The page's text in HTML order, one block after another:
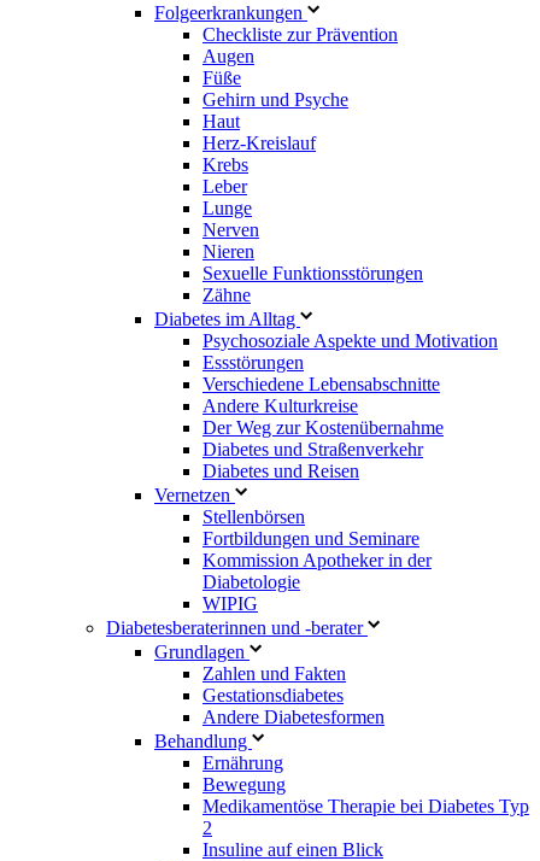
Fol­ge­er­kran­kun­gen
Checkliste zur Prävention
Augen
Füße
Gehirn und Psyche
Haut
Herz-Kreislauf
Krebs
Leber
Lunge
Nerven
Nieren
Sexuelle Funktionsstörungen
Zähne
Diabetes im Alltag
Psychosoziale Aspekte und Motivation
Essstörungen
Verschiedene Lebensabschnitte
Andere Kulturkreise
Der Weg zur Kostenübernahme
Diabetes und Straßenverkehr
Diabetes und Reisen
Vernetzen
Stellenbörsen
Fortbildungen und Seminare
Kommission Apotheker in der
Diabetologie
WIPIG
Diabetesberaterinnen und -berater
Grundlagen
Zahlen und Fakten
Gestationsdiabetes
Andere Diabetesformen
Behandlung
Ernährung
Bewegung
Medikamentöse Therapie bei Diabetes Typ
2
Insuline auf einen Blick